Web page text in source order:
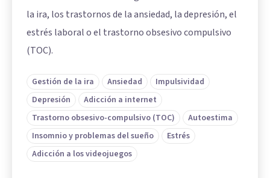
la ira, los trastornos de la ansiedad, la depresión, el
estrés laboral o el trastorno obsesivo compulsivo
(TOC).
Gestión de la ira Ansiedad
Impulsividad
Depresión
Adicción a internet
Trastorno obsesivo-compulsivo (TOC)
Autoestima
Insomnio y problemas del sueño
Estrés
Adicción a los videojuegos